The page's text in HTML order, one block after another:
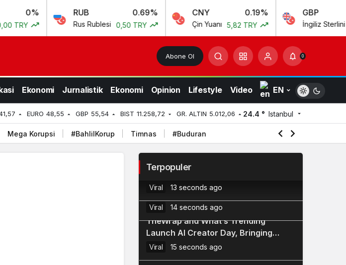
RUB
Rus Rublesi 0,50 TRY
CNY
Çin Yuanı 5,82 TRY
GBP
İngiliz Sterlini 55,54
Abone Ol 0
Ekonomi Jurnalistik Ekonomi Opinion Lifestyle Video EN
EURO 48,55 GBP 55,54 BIST 11.258,72 GR. ALTIN 5.012,06 24.4 ° Istanbul
Mega Korupsi #BahlilKorup Timnas #Buduran
Terpopuler
Myspace Owners Confirm Plans to
Relaunch the Platform
Viral 13 seconds ago
Bitcoin Wallet Exploit Remains Active
Viral 14 seconds ago
3
TheWrap and What’s Trending
Launch AI Creator Day, Bringing
Creators and AI Leaders Together for
Viral 15 seconds ago